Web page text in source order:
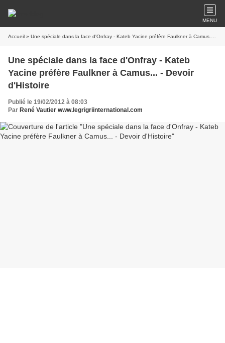
MENU
Accueil » Une spéciale dans la face d'Onfray - Kateb Yacine préfère Faulkner à Camus... - Devoir d'Histoire
Une spéciale dans la face d'Onfray - Kateb
Yacine préfère Faulkner à Camus... - Devoir
d'Histoire
Publié le 19/02/2012 à 08:03
Par René Vautier www.legrigriinternational.com